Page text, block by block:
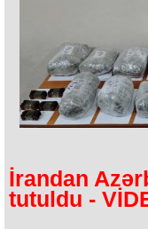
İrandan
tutuldu -